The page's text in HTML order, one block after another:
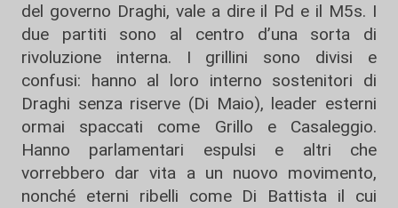
del governo Draghi, vale a dire il Pd e il M5s. I
due partiti sono al centro d’una sorta di
rivoluzione interna. I grillini sono divisi e
confusi: hanno al loro interno sostenitori di
Draghi senza riserve (Di Maio), leader esterni
ormai spaccati come Grillo e Casaleggio.
Hanno parlamentari espulsi e altri che
vorrebbero dar vita a un nuovo movimento,
nonché eterni ribelli come Di Battista il cui